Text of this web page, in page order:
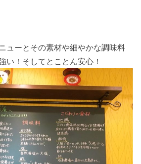
ューとその素材や細やかな調味料
い！そしてとことん安心！